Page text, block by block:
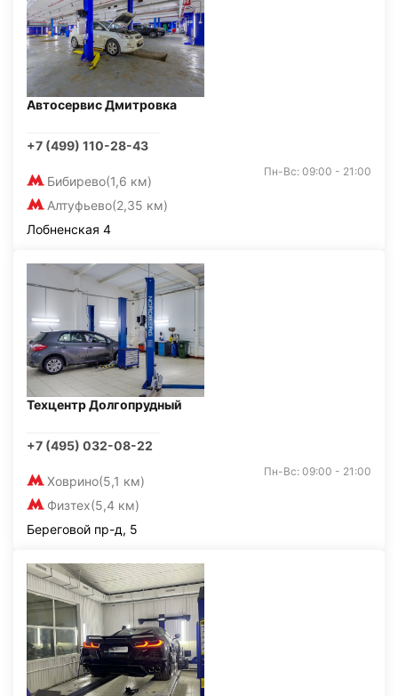
Автосервис Дмитровка
+7 (499) 110-28-43
Бибирево(1,6 км)
Алтуфьево(2,35 км)
Пн-Вс: 09:00 - 21:00
Лобненская 4
Техцентр Долгопрудный
+7 (495) 032-08-22
Ховрино(5,1 км)
Физтех(5,4 км)
Пн-Вс: 09:00 - 21:00
Береговой пр-д, 5